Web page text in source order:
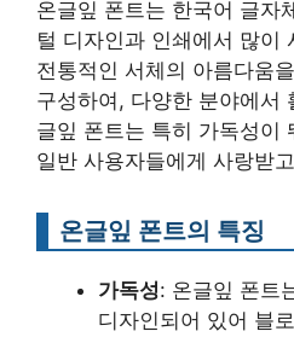
온글잎 폰트는 한국어 글자
털 디자인과 인쇄에서 많이
전통적인 서체의 아름다움
구성하여, 다양한 분야에서
글잎 폰트는 특히 가독성이
일반 사용자들에게 사랑받
온글잎 폰트의 특징
가독성: 온글잎 폰트
디자인되어 있어 블